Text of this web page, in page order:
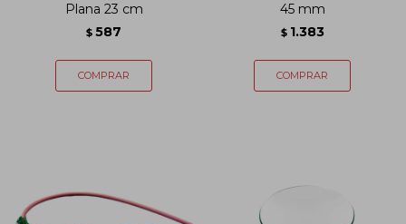
Plana 23 cm
$ 587
45 mm
$ 1.383